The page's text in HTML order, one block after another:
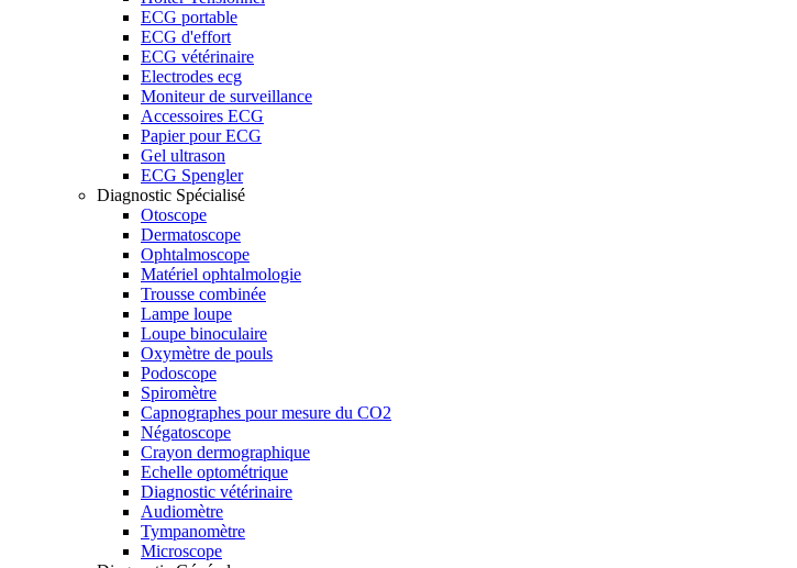
ECG portable
ECG d'effort
ECG vétérinaire
Electrodes ecg
Moniteur de surveillance
Accessoires ECG
Papier pour ECG
Gel ultrason
ECG Spengler
Diagnostic Spécialisé
Otoscope
Dermatoscope
Ophtalmoscope
Matériel ophtalmologie
Trousse combinée
Lampe loupe
Loupe binoculaire
Oxymètre de pouls
Podoscope
Spiromètre
Capnographes pour mesure du CO2
Négatoscope
Crayon dermographique
Echelle optométrique
Diagnostic vétérinaire
Audiomètre
Tympanomètre
Microscope